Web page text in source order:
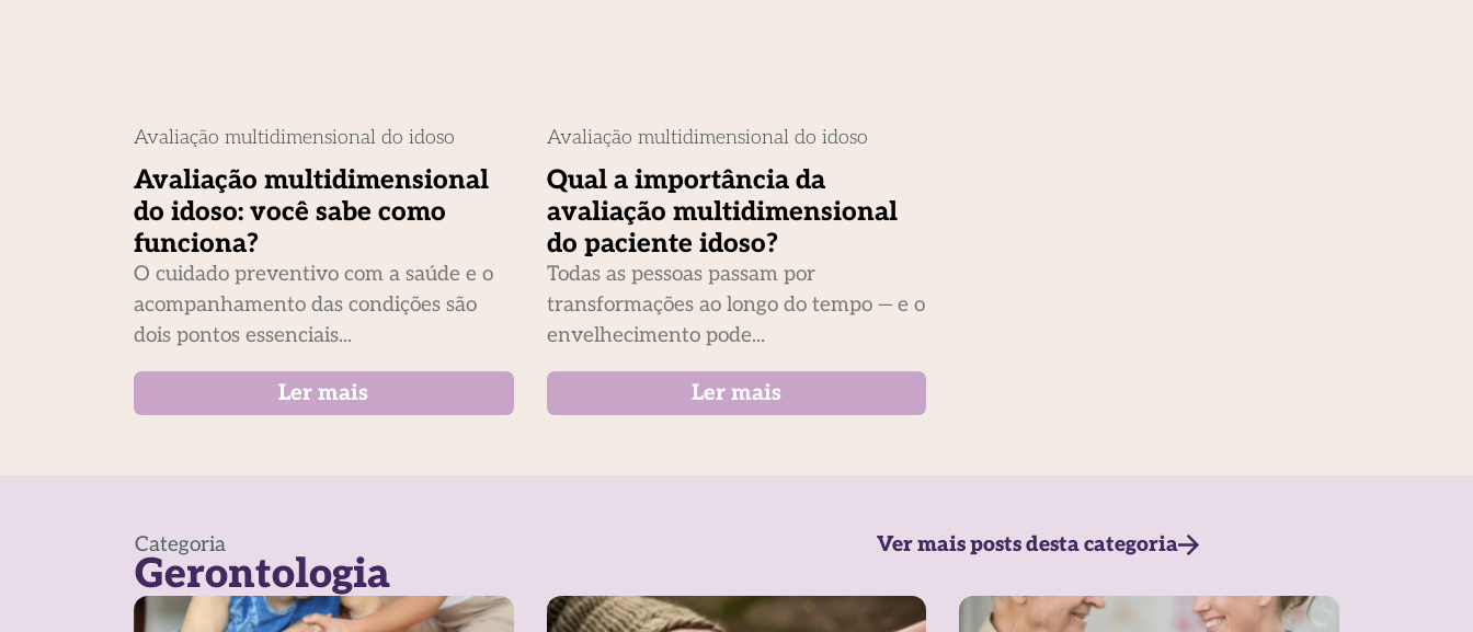
Avaliação multidimensional do idoso
Avaliação multidimensional
do idoso: você sabe como
funciona?
O cuidado preventivo com a saúde e o
acompanhamento das condições são
dois pontos essenciais...
Ler mais
Avaliação multidimensional do idoso
Qual a importância da
avaliação multidimensional
do paciente idoso?
Todas as pessoas passam por
transformações ao longo do tempo — e o
envelhecimento pode...
Ler mais
Categoria
Gerontologia
Ver mais posts desta categoria